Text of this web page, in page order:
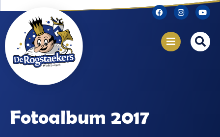
Fotoalbum 2017